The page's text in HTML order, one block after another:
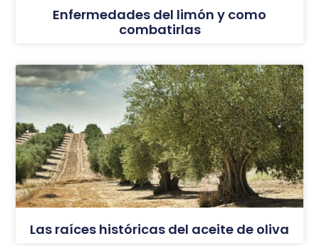
Enfermedades del limón y como
combatirlas
Las raíces históricas del aceite de oliva